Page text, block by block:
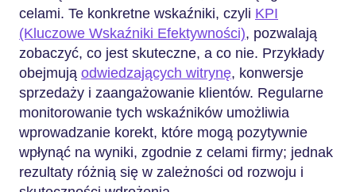
celami. Te konkretne wskaźniki, czyli KPI
(Kluczowe Wskaźniki Efektywności), pozwalają
zobaczyć, co jest skuteczne, a co nie. Przykłady
obejmują odwiedzających witrynę, konwersje
sprzedaży i zaangażowanie klientów. Regularne
monitorowanie tych wskaźników umożliwia
wprowadzanie korekt, które mogą pozytywnie
wpłynąć na wyniki, zgodnie z celami firmy; jednak
rezultaty różnią się w zależności od rozwoju i